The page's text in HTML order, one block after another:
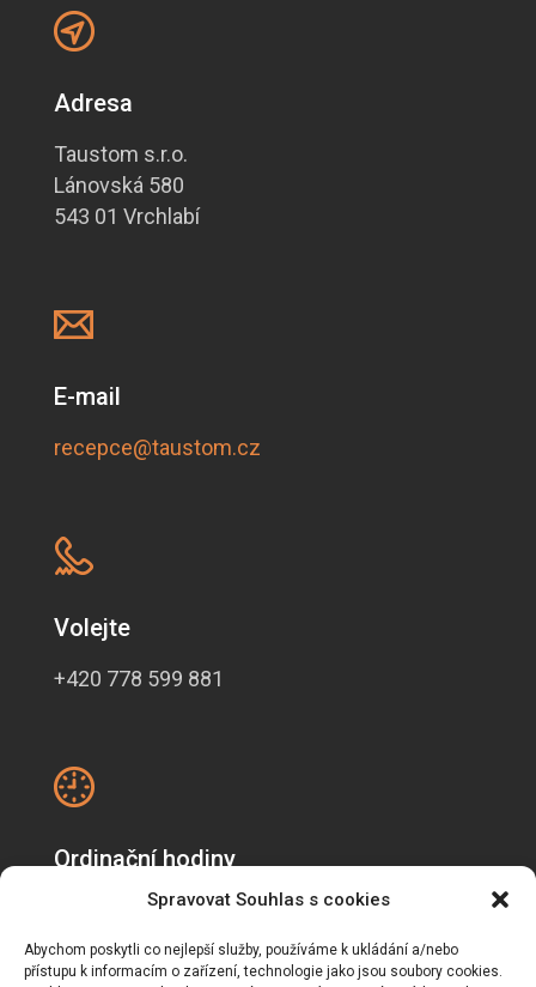
Spravovat Souhlas s cookies
Abychom poskytli co nejlepší služby, používáme k ukládání a/nebo
přístupu k informacím o zařízení, technologie jako jsou soubory cookies.
Adresa
Taustom s.r.o.
Lánovská 580
543 01 Vrchlabí
E-mail
recepce@taustom.cz
Volejte
+420 778 599 881
Ordinační hodiny
Pondělí, úterý, čtvrtek: 8:30-16:00
Středa: 12.00-18:00
Pátek: 8:30-14:00